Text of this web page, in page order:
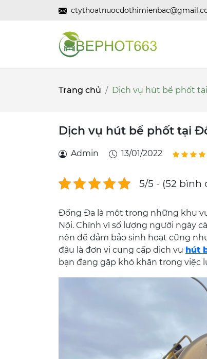
Trang chủ Dịch vụ hút bể phốt
Dịch vụ hút bể phốt tại
Admin 13/01/2022
5/5 - (52 bình
Đống Đa là một trong những khu
Nội. Chính vì số lượng người ngày
nên để đảm bảo sinh hoạt cũng
đâu là đơn vị cung cấp dịch vụ hút
bạn đang gặp khó khăn trong việc